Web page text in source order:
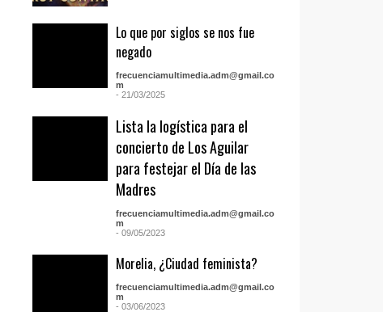
Lo que por siglos se nos fue
negado
frecuenciamultimedia.adm@gmail.co
m
- 21/03/2025
Lista la logística para el
concierto de Los Aguilar
para festejar el Día de las
Madres
frecuenciamultimedia.adm@gmail.co
m
- 09/05/2023
Morelia, ¿Ciudad feminista?
frecuenciamultimedia.adm@gmail.co
m
- 03/06/2023